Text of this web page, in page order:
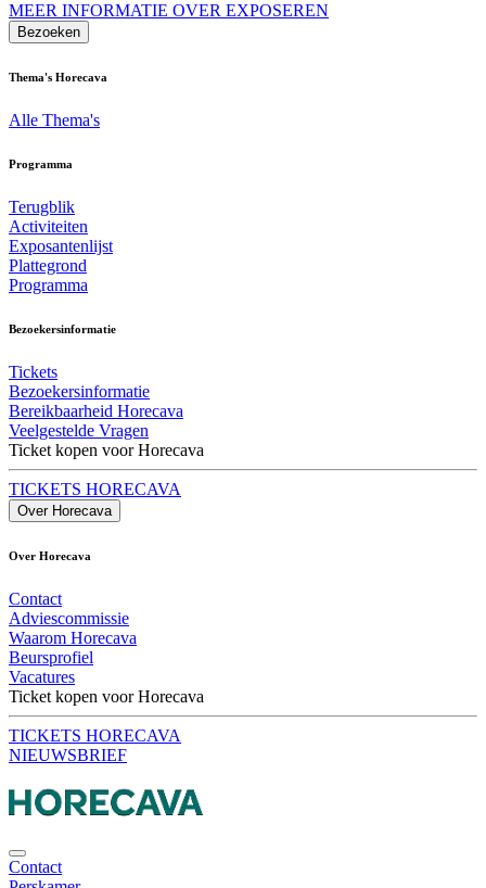
MEER INFORMATIE OVER EXPOSEREN
Bezoeken
Thema's Horecava
Alle Thema's
Programma
Terugblik
Activiteiten
Exposantenlijst
Plattegrond
Programma
Bezoekersinformatie
Tickets
Bezoekersinformatie
Bereikbaarheid Horecava
Veelgestelde Vragen
Ticket kopen voor Horecava
TICKETS HORECAVA
Over Horecava
Over Horecava
Contact
Adviescommissie
Waarom Horecava
Beursprofiel
Vacatures
Ticket kopen voor Horecava
TICKETS HORECAVA
NIEUWSBRIEF
Contact